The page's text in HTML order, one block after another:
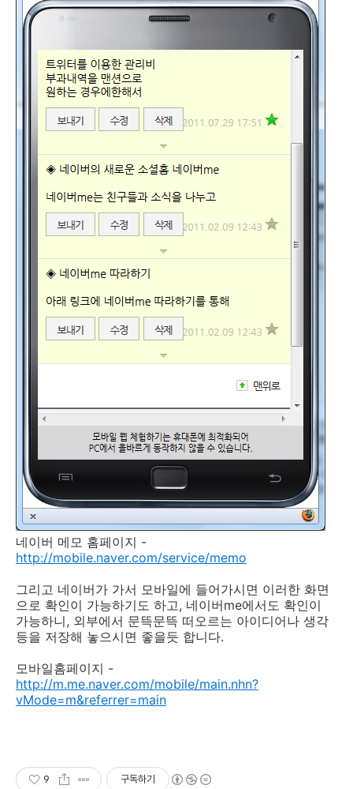
네이버 메모 홈페이지 -
http://mobile.naver.com/service/memo
그리고 네이버가 가서 모바일에 들어가시면 이러한 화면
으로 확인이 가능하기도 하고, 네이버me에서도 확인이
가능하니, 외부에서 문뜩문뜩 떠오르는 아이디어나 생각
등을 저장해 놓으시면 좋을듯 합니다.
모바일홈페이지 -
http://m.me.naver.com/mobile/main.nhn?
vMode=m&referrer=main
9 구독하기